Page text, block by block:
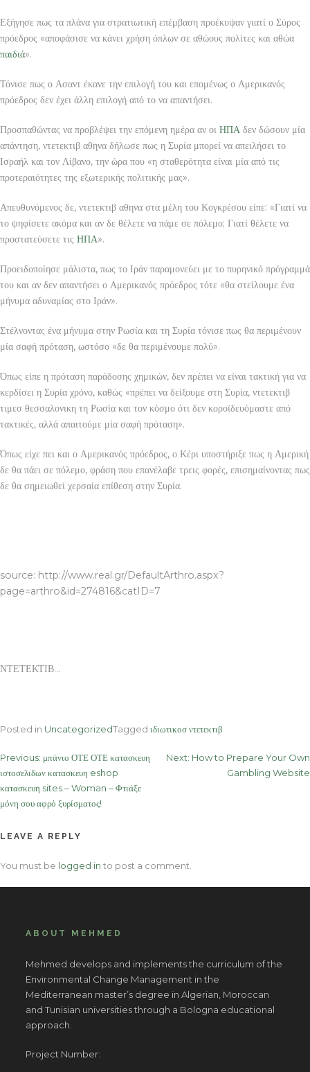
Εξήγησε πως τα πλάνα για στρατιωτική επέμβαση προέκυψαν γιατί ο Σύρος
πρόεδρος «αποφάσισε να κάνει χρήση όπλων σε αθώους πολίτες και αθώα
παιδιά».
Τόνισε πως ο Ασαντ έκανε την επιλογή του και επομένως ο Αμερικανός
πρόεδρος δεν έχει άλλη επιλογή από το να απαντήσει.
Προσπαθώντας να προβλέψει την επόμενη ημέρα αν οι ΗΠΑ δεν δώσουν μία
απάντηση, ντετεκτιβ αθηνα δήλωσε πως η Συρία μπορεί να απειλήσει το
Ισραήλ και τον Λίβανο, την ώρα που «η σταθερότητα είναι μία από τις
προτεραιότητες της εξωτερικής πολιτικής μας».
Απευθυνόμενος δε, ντετεκτιβ αθηνα στα μέλη του Κογκρέσου είπε: «Γιατί να
το ψηφίσετε ακόμα και αν δε θέλετε να πάμε σε πόλεμο; Γιατί θέλετε να
προστατεύσετε τις ΗΠΑ».
Προειδοποίησε μάλιστα, πως το Ιράν παραμονεύει με το πυρηνικό πρόγραμμά
του και αν δεν απαντήσει ο Αμερικανός πρόεδρος τότε «θα στείλουμε ένα
μήνυμα αδυναμίας στο Ιράν».
Στέλνοντας ένα μήνυμα στην Ρωσία και τη Συρία τόνισε πως θα περιμένουν
μία σαφή πρόταση, ωστόσο «δε θα περιμένουμε πολύ».
Όπως είπε η πρόταση παράδοσης χημικών, δεν πρέπει να είναι τακτική για να
κερδίσει η Συρία χρόνο, καθώς «πρέπει να δείξουμε στη Συρία, ντετεκτιβ
τιμεσ θεσσαλονικη τη Ρωσία και τον κόσμο ότι δεν κοροϊδευόμαστε από
τακτικές, αλλά απαιτούμε μία σαφή πρόταση».
Όπως είχε πει και ο Αμερικανός πρόεδρος, ο Κέρι υποστήριξε πως η Αμερική
δε θα πάει σε πόλεμο, φράση που επανέλαβε τρεις φορές, επισημαίνοντας πως
δε θα σημειωθεί χερσαία επίθεση στην Συρία.
source: http://www.real.gr/DefaultArthro.aspx?
page=arthro&id=274816&catID=7
ΝΤΕΤΕΚΤΙΒ…
Posted in UncategorizedTagged ιδιωτικοσ ντετεκτιβ
Post
navigation
Previous: μπάνιο ΟΤΕ ΟΤΕ κατασκευη
ιστοσελιδων κατασκευη eshop
κατασκευη sites – Woman – Φτιάξε
μόνη σου αφρό ξυρίσματος!
Next: How to Prepare Your Own
Gambling Website
LEAVE A REPLY
You must be logged in to post a comment.
ABOUT MEHMED
Mehmed develops and implements the curriculum of the
Environmental Change Management in the
Mediterranean master’s degree in Algerian, Moroccan
and Tunisian universities through a Bologna educational
approach.
Project Number: